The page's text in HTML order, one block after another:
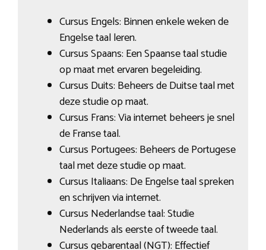
Cursus Engels: Binnen enkele weken de
Engelse taal leren.
Cursus Spaans: Een Spaanse taal studie
op maat met ervaren begeleiding.
Cursus Duits: Beheers de Duitse taal met
deze studie op maat.
Cursus Frans: Via internet beheers je snel
de Franse taal.
Cursus Portugees: Beheers de Portugese
taal met deze studie op maat.
Cursus Italiaans: De Engelse taal spreken
en schrijven via internet.
Cursus Nederlandse taal: Studie
Nederlands als eerste of tweede taal.
Cursus gebarentaal (NGT): Effectief